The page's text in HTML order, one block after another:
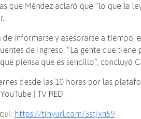
que Méndez aclaró que “lo que la
informarse y asesorarse a tiempo,
de ingreso. “La gente que tiene
piensa que es sencillo”, concluyó
desde las 10 horas por las
| TV RED.
https://tinyurl.com/3stjxn59